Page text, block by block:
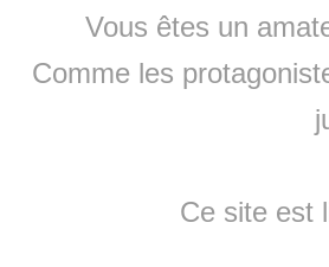
Vous êtes un
Comme les
Ce site est